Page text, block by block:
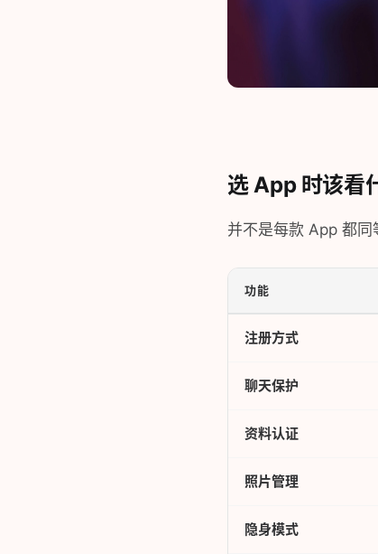
选 App 时该看
并不是每款 App 都同
功能
注册方式
聊天保护
资料认证
照片管理
隐身模式